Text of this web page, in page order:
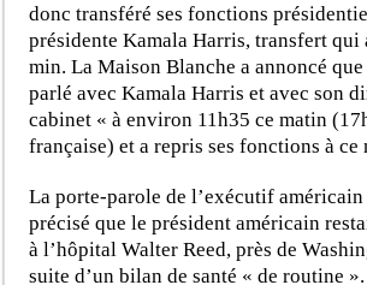
donc transféré ses fonctions
présidente Kamala Harris, transfert
min. La Maison Blanche a annoncé
parlé avec Kamala Harris et avec son
cabinet « à environ 11h35 ce matin
française) et a repris ses fonctions à ce
La porte-parole de l’exécutif américain
précisé que le président américain
à l’hôpital Walter Reed, près de
suite d’un bilan de santé « de routine